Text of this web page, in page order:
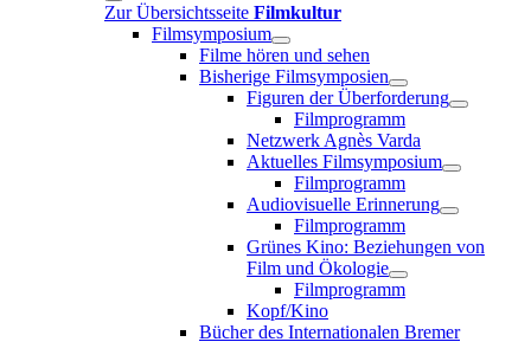
Zur Übersichtsseite Filmkultur
Filmsymposium
Filme hören und sehen
Bisherige Filmsymposien
Figuren der Überforderung
Filmprogramm
Netzwerk Agnès Varda
Aktuelles Filmsymposium
Filmprogramm
Audiovisuelle Erinnerung
Filmprogramm
Grünes Kino: Beziehungen von
Film und Ökologie
Filmprogramm
Kopf/Kino
Bücher des Internationalen Bremer